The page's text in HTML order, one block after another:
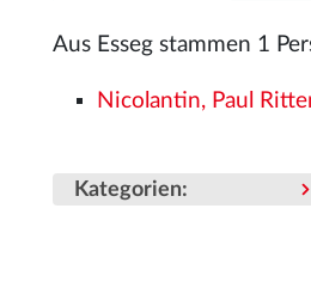
Aus Esseg stammen 1
Nicolantin, Paul
Kategorien: